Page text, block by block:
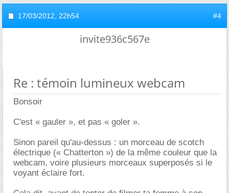
17/03/2012, 22h54 #4
invite936c567e
Re : témoin lumineux webcam
Bonsoir
C'est « gauler », et pas « goler ».
Sinon pareil qu'au-dessus : un morceau de scotch
électrique (« Chatterton ») de la même couleur que la
webcam, voire plusieurs morceaux superposés si le
voyant éclaire fort.